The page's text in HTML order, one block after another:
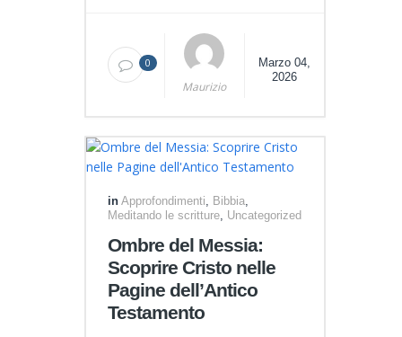
0
Maurizio
Marzo 04,
2026
in Approfondimenti, Bibbia,
Meditando le scritture, Uncategorized
Ombre del Messia:
Scoprire Cristo nelle
Pagine dell’Antico
Testamento